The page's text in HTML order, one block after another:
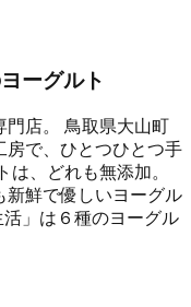
ーグルト
門店。 鳥取県大山町
房で、ひとつひとつ手
、どれも無添加。
新鮮で優しいヨーグル
活」は６種のヨーグル